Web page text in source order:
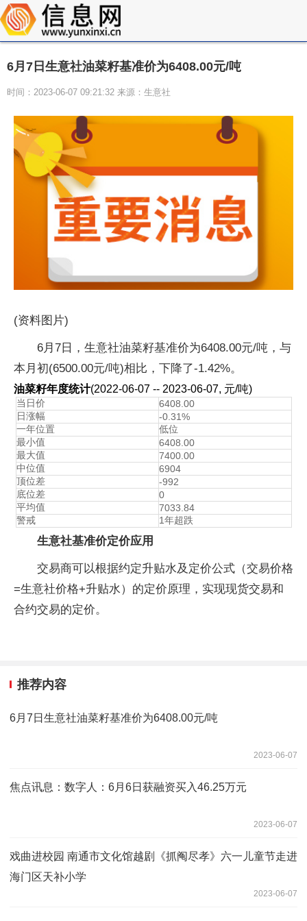
6月7日生意社油菜籽基准价为6408.00元/吨
时间：2023-06-07 09:21:32 来源：生意社
(资料图片)
6月7日，生意社油菜籽基准价为6408.00元/吨，与
本月初(6500.00元/吨)相比，下降了-1.42%。
油菜籽年度统计(2022-06-07 -- 2023-06-07, 元/吨)
当日价
6408.00
日涨幅
-0.31%
一年位置
低位
最小值
6408.00
最大值
7400.00
中位值
6904
顶位差
-992
底位差
0
平均值
7033.84
警戒
1年超跌
生意社基准价定价应用
交易商可以根据约定升贴水及定价公式（交易价格
=生意社价格+升贴水）的定价原理，实现现货交易和
合约交易的定价。
推荐内容
6月7日生意社油菜籽基准价为6408.00元/吨
2023-06-07
焦点讯息：数字人：6月6日获融资买入46.25万元
2023-06-07
戏曲进校园 南通市文化馆越剧《抓阄尽孝》六一儿童节走进
海门区天补小学
2023-06-07